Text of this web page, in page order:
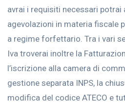
avrai i requisiti necessari potrai
agevolazioni in materia fiscale
a regime forfettario. Tra i vari
Iva troverai inoltre la
l’iscrizione alla camera di
gestione separata INPS, la
modifica del codice ATECO e